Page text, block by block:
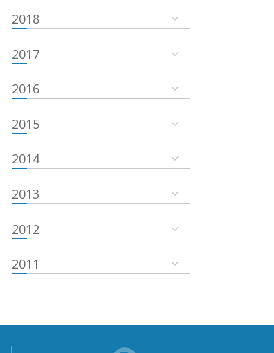
2018
2017
2016
2015
2014
2013
2012
2011